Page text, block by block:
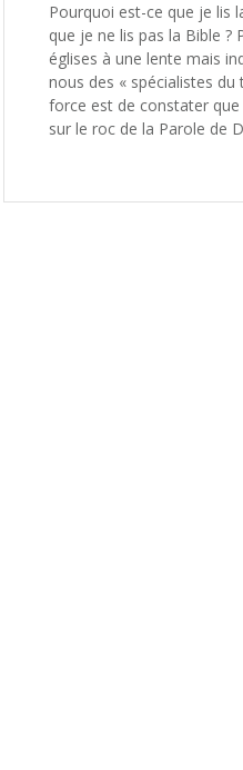
Pourquoi est-ce que je lis
que je ne lis pas la Bible
églises à une lente mais
nous des « spécialistes
force est de constater
sur le roc de la Parole de